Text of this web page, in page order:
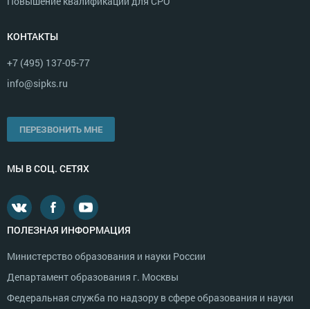
КОНТАКТЫ
+7 (495) 137-05-77
info@sipks.ru
ПЕРЕЗВОНИТЬ МНЕ
МЫ В СОЦ. СЕТЯХ
ПОЛЕЗНАЯ ИНФОРМАЦИЯ
Министерство образования и науки России
Департамент образования г. Москвы
Федеральная служба по надзору в сфере образования и науки